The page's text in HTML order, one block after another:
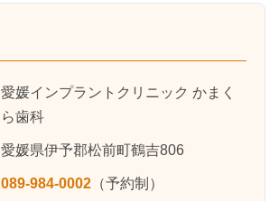
愛媛インプラントクリニック かまく
ら歯科
愛媛県伊予郡松前町鶴吉806
089-984-0002（予約制）